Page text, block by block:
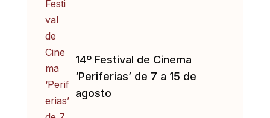
14º Festival de Cinema
‘Periferias’ de 7 a 15 de
agosto